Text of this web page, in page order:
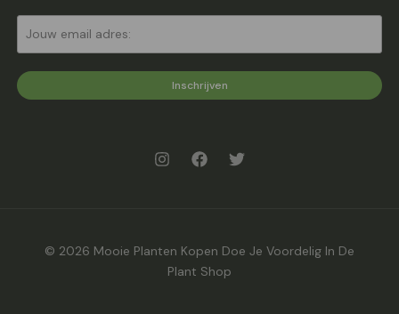
Inschrijven
© 2026 Mooie Planten Kopen Doe Je Voordelig In De
Plant Shop